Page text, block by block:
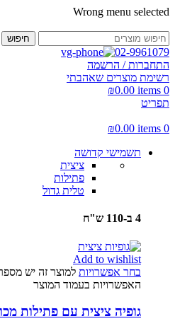
Wrong menu selected
חיפוש
02-9961079
התחברות / הרשמה
רשימת מוצרים שאהבתי
0
items
₪0.00
תפריט
0
items
₪0.00
תשמישי קדושה
ציצית
פתילות
טלית גדול
4 ב-110 ש"ח
Add to wishlist
בחר אפשרויות למוצר זה יש
האפשרויות בעמוד המוצר
גופיה ציצית עם פתילות